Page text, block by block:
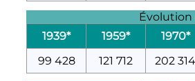
Évolution
1939*
1959* 1970*
99 428
121 712 202 314